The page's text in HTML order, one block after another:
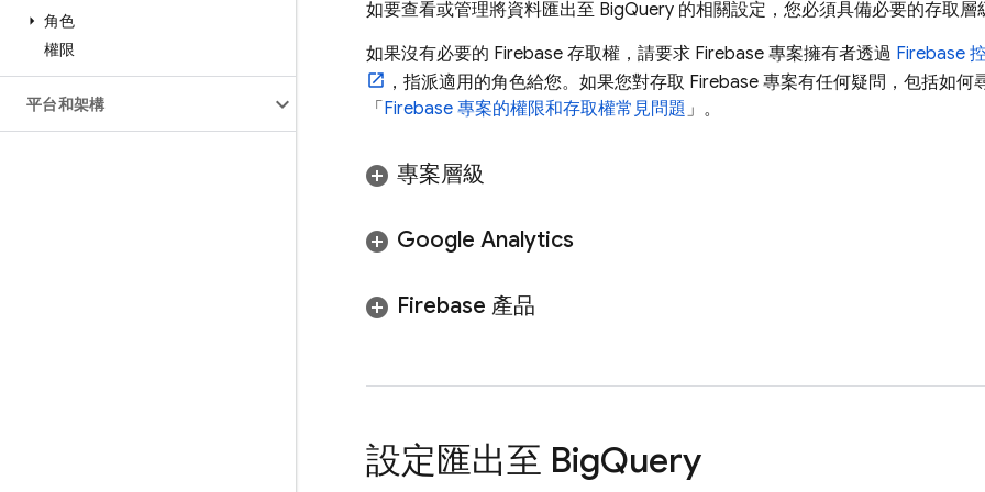
角色
權限
平台和架構
如要查看或管理將資料匯出至 BigQuery 的相關設定，您必須具備必要的存取層
如果沒有必要的 Firebase 存取權，請要求 Firebase 專案擁有者透過 Firebase
，指派適用的角色給您。如果您對存取 Firebase 專案有任何疑問，包括如何
「 Firebase 專案的權限和存取權常見問題」。
專案層級
Google Analytics
Firebase 產品
設定匯出至 BigQuery